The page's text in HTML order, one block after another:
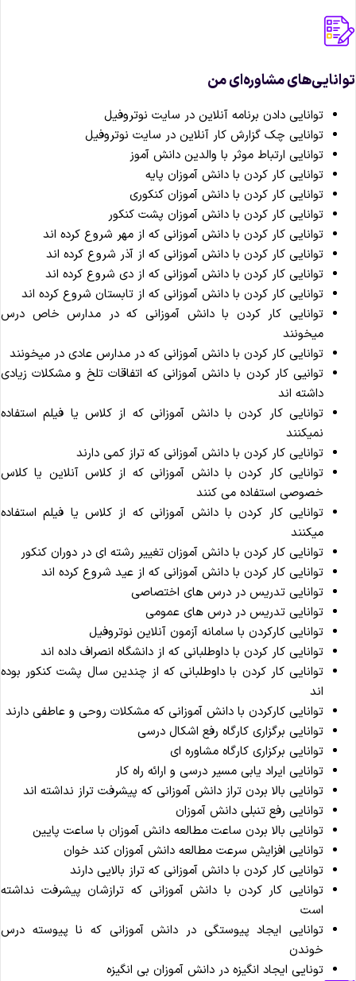
مشاوره‌ای من
توانایی دادن برنامه آنلاین در سایت نوتروفیل
توانایی چک گزارش کار آنلاین در سایت نوتروفیل
توانایی ارتباط موثر با والدین دانش آموز
توانایی کار کردن با دانش آموزان پایه
توانایی کار کردن با دانش آموزان کنکوری
توانایی کار کردن با دانش آموزان پشت کنکور
توانایی کار کردن با دانش آموزانی که از مهر شروع کرده اند
توانایی کار کردن با دانش آموزانی که از آذر شروع کرده اند
توانایی کار کردن با دانش آموزانی که از دی شروع کرده اند
توانایی کار کردن با دانش آموزانی که از تابستان شروع کرده اند
توانایی کار کردن با دانش آموزانی که در مدارس خاص درس
میخونند
توانایی کار کردن با دانش آموزانی که در مدارس عادی در میخونند
توانیی کار کردن با دانش آموزانی که اتفاقات تلخ و مشکلات زیادی
داشته اند
توانایی کار کردن با دانش آموزانی که از کلاس یا فیلم استفاده
نمیکنند
توانایی کار کردن با دانش آموزانی که تراز کمی دارند
توانایی کار کردن با دانش آموزانی که از کلاس آنلاین یا کلاس
خصوصی استفاده می کنند
توانایی کار کردن با دانش آموزانی که از کلاس یا فیلم استفاده
میکنند
توانایی کار کردن با دانش آموزان تغییر رشته ای در دوران کنکور
توانایی کار کردن با دانش آموزانی که از عید شروع کرده اند
توانایی تدریس در درس های اختصاصی
توانایی تدریس در درس های عمومی
توانایی کارکردن با سامانه آزمون آنلاین نوتروفیل
توانایی کار کردن با داوطلبانی که از دانشگاه انصراف داده اند
توانایی کار کردن با داوطلبانی که از چندین سال پشت کنکور بوده
اند
توانایی کارکردن با دانش آموزانی که مشکلات روحی و عاطفی دارند
توانایی برگزاری کارگاه رفع اشکال درسی
توانایی برکزاری کارگاه مشاوره ای
توانایی ایراد یابی مسیر درسی و ارائه راه کار
توانایی بالا بردن تراز دانش آموزانی که پیشرفت تراز نداشته اند
توانایی رفع تنبلی دانش آموزان
توانایی بالا بردن ساعت مطالعه دانش آموزان با ساعت پایین
توانایی افزایش سرعت مطالعه دانش آموزان کند خوان
توانایی کار کردن با دانش آموزانی که تراز بالایی دارند
توانایی کار کردن با دانش آموزانی که ترازشان پیشرفت نداشته
است
توانایی ایجاد پیوستگی در دانش آموزانی که نا پیوسته درس
خوندن
تونایی ایجاد انگیزه در دانش آموزان بی انگیزه